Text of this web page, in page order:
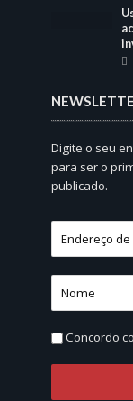
Digite o seu
para ser o
publicado.
Concordo